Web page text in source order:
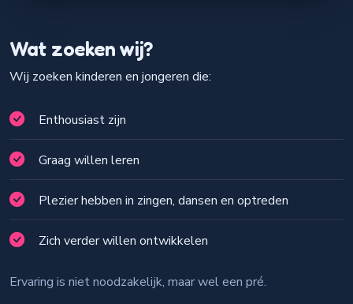
Wat zoeken wij?
Wij zoeken kinderen en jongeren die:
Enthousiast zijn
Graag willen leren
Plezier hebben in zingen, dansen en optreden
Zich verder willen ontwikkelen
Ervaring is niet noodzakelijk, maar wel een pré.